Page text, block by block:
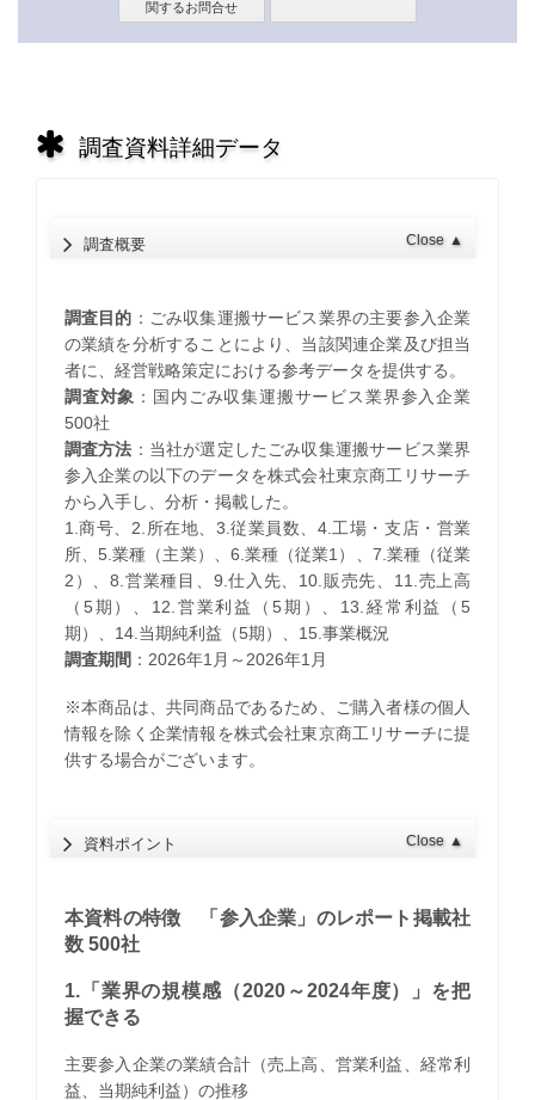
調査資料詳細データ
調査概要 Close ▲
調査目的 ：ごみ収集運搬サービス業界の主要参入企業
の業績を分析することにより、当該関連企業及び担当
者に、経営戦略策定における参考データを提供する。
調査対象 ：国内ごみ収集運搬サービス業界参入企業
500社
調査方法 ：当社が選定したごみ収集運搬サービス業界
参入企業の以下のデータを株式会社東京商工リサーチ
から入手し、分析・掲載した。
1.商号、2.所在地、3.従業員数、4.工場・支店・営業
所、5.業種（主業）、6.業種（従業1）、7.業種（従業
2）、8.営業種目、9.仕入先、10.販売先、11.売上高
（5期）、12.営業利益（5期）、13.経常利益（5
期）、14.当期純利益（5期）、15.事業概況
調査期間 ：2026年1月～2026年1月
※本商品は、共同商品であるため、ご購入者様の個人
情報を除く企業情報を株式会社東京商工リサーチに提
供する場合がございます。
資料ポイント Close ▲
本資料の特徴 「参入企業」のレポート掲載社
数 500社
1.「業界の規模感（2020～2024年度）」を把
握できる
主要参入企業の業績合計（売上高、営業利益、経常利
益、当期純利益）の推移